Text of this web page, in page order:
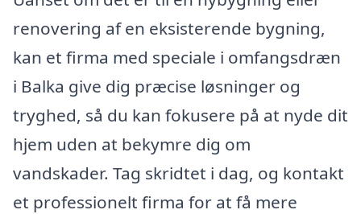
renovering af en eksisterende bygning,
kan et firma med speciale i omfangsdræn
i Balka give dig præcise løsninger og
tryghed, så du kan fokusere på at nyde dit
hjem uden at bekymre dig om
vandskader. Tag skridtet i dag, og kontakt
et professionelt firma for at få mere